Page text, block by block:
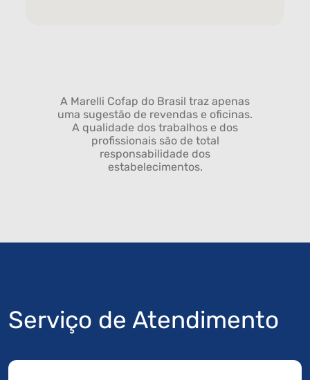
A Marelli Cofap do Brasil traz apenas
uma sugestão de revendas e oficinas.
A qualidade dos trabalhos e dos
profissionais são de total
responsabilidade dos
estabelecimentos.
Serviço de Atendimento